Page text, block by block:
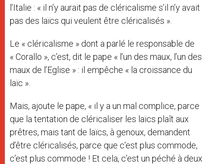
l’Italie : « il n’y aurait pas de cléricalisme s’il n’y avait
pas des laïcs qui veulent être cléricalisés ».
Le « cléricalisme » dont a parlé le responsable de
« Corallo », c’est, dit le pape « l’un des maux, l’un des
maux de l’Eglise » : il empêche « la croissance du
laïc ».
Mais, ajoute le pape, « il y a un mal complice, parce
que la tentation de cléricaliser les laïcs plaît aux
prêtres, mais tant de laïcs, à genoux, demandent
d’être cléricalisés, parce que c’est plus commode,
c’est plus commode ! Et cela, c’est un péché à deux